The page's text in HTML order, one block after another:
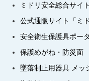
ミドリ安全総合サイト
公式通販サイト「ミ
安全衛生保護具ポー
保護めがね・防災面
墜落制止用器具 メッ